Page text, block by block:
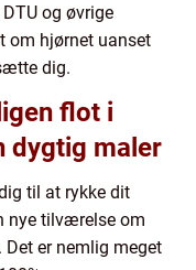
og øvrige
om hjørnet uanset
dig.
flot i
dygtig maler
til at rykke dit
nye tilværelse om
Det er nemlig meget